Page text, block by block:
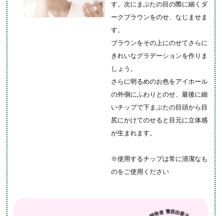
す。次にまぶたの目の際に細くダ
ークブラウンをのせ、なじませま
す。
ブラウンをその上にのせてさらに
きれいなグラデーションを作りま
しょう。
さらに明るめのお色をアイホール
の外側にふわりとのせ、最後に細
いチップで下まぶたの目頭から目
尻にかけてのせると目元に立体感
が生まれます。
※使用するチップは常に清潔なも
のをご使用ください